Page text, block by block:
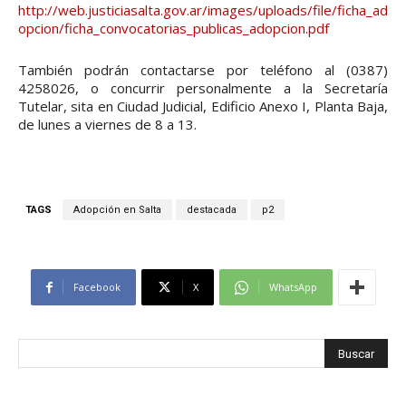
http://web.justiciasalta.gov.ar/images/uploads/file/ficha_ad
opcion/ficha_convocatorias_publicas_adopcion.pdf
También podrán contactarse por teléfono al (0387)
4258026, o concurrir personalmente a la Secretaría
Tutelar, sita en Ciudad Judicial, Edificio Anexo I, Planta Baja,
de lunes a viernes de 8 a 13.
TAGS Adopción en Salta destacada p2
Facebook X WhatsApp